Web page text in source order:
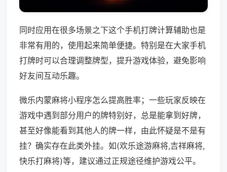
同时应用在很多场景之下这个手机打牌计算辅助也是
非常有用的，使用起来简单便捷。特别是在大家手机
打牌时可以合理调整牌型，提升游戏体验，避免影响
好友间互动乐趣。
微乐内蒙麻将小程序怎么提高胜率；一些玩家反映在
游戏中遇到部分用户的牌特别好，总是能拿到好牌，
甚至好像能看到其他人的牌一样，由此怀疑是不是有
挂？确实存在此类外挂。如(欢乐途游麻将,吉祥麻将,
快乐打麻将)等，建议通过正规途径维护游戏公平。